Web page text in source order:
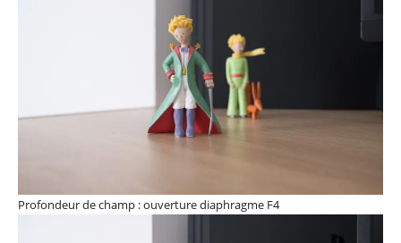
Profondeur de champ : ouverture diaphragme F4